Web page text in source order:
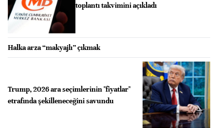
toplantı takvimini açıkladı
Halka arza “makyajlı” çıkmak
Trump, 2026 ara seçimlerinin "fiyatlar"
etrafında şekilleneceğini savundu